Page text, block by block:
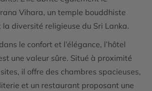
Vihara, un temple bouddhiste
diversité religieuse du Sri Lanka.
le confort et l’élégance, l’hôtel
une valeur sûre. Situé à proximité
il offre des chambres spacieuses,
et un restaurant proposant une